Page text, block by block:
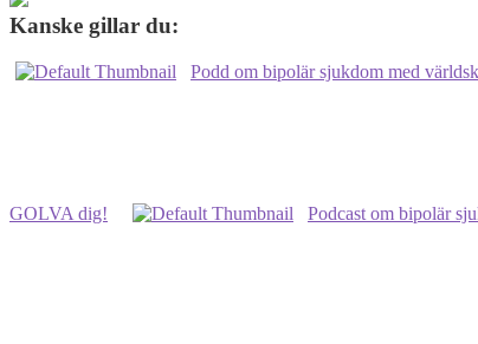
Kanske gillar du:
Podd om bipolär sjukdom med
GOLVA dig! Podcast om bipolär